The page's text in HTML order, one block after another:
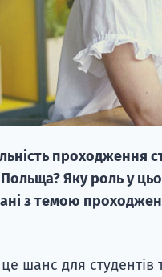
проходження
Яку роль у
з темою
шанс для студентів